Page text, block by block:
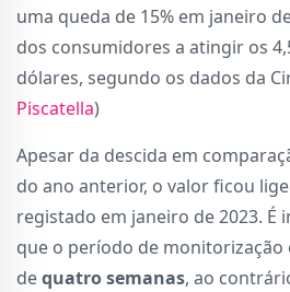
uma queda de 15% em janeiro
dos consumidores a atingir os
dólares, segundo os dados da
Piscatella)
Apesar da descida em
do ano anterior, o valor ficou
registado em janeiro de 2023.
que o período de monitorização
dequatro semanas, ao